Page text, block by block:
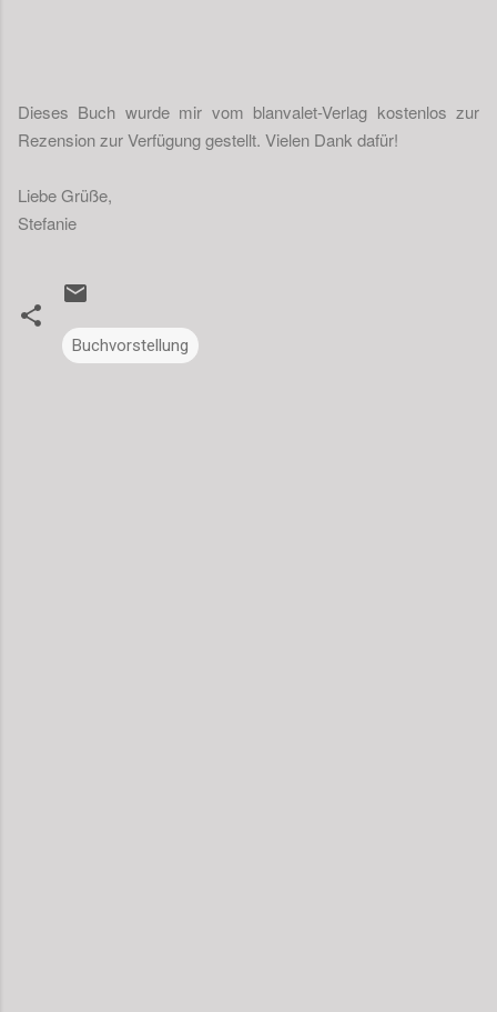
Dieses Buch wurde mir vom blanvalet-Verlag kostenlos zur
Rezension zur Verfügung gestellt. Vielen Dank dafür!
Liebe Grüße,
Stefanie
Buchvorstellung